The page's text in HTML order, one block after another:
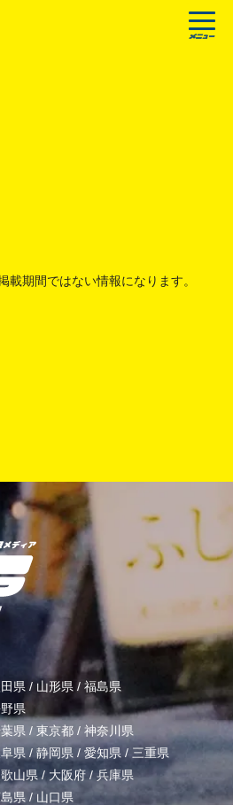
載期間ではない情報になります。
県 / 山形県 / 福島県
県
県 / 東京都 / 神奈川県
県 / 静岡県 / 愛知県 / 三重県
山県 / 大阪府 /兵庫県
県 / 山口県